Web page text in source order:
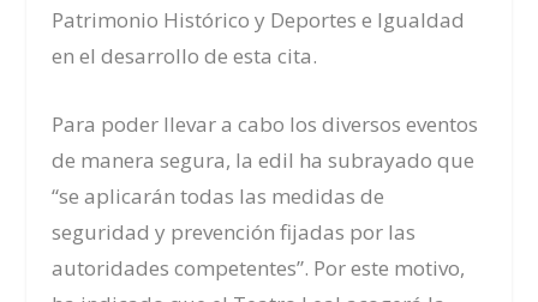
Patrimonio Histórico y Deportes e Igualdad
en el desarrollo de esta cita.
Para poder llevar a cabo los diversos eventos
de manera segura, la edil ha subrayado que
“se aplicarán todas las medidas de
seguridad y prevención fijadas por las
autoridades competentes”. Por este motivo,